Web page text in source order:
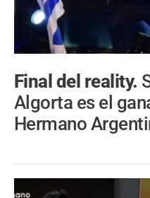
Final del reality.
Algorta es el
Hermano